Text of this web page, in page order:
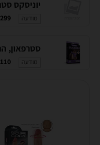
מודעה 299 ₪
מודעה 110 ₪